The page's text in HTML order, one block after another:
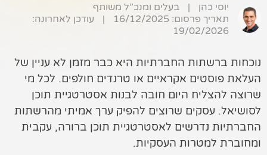
פרסום בגוגל
רשתות חברתיות
שיווק לאתרי
סחר
קייס סטאדי
תיק עבודות
יוסי כהן |
בעלים ומנכ”ל משותף
תאריך פרסום: 16/12/2025
|
עודכן לאחרונה:
19/02/2026
נוכחות ברשתות החברתיות היא כבר מזמן לא עניין של
העלאת פוסטים אקראיים או טרנדים חולפים. לכל מי
שרוצה להצליח היום חובה לבנות אסטרטגיית תוכן
לסושיאל. עסקים שרוצים להפיק ערך אמיתי מהרשתות
החברתיות נדרשים לאסטרטגיית תוכן ברורה, עקבית
ומחוברת למטרות העסקיות.